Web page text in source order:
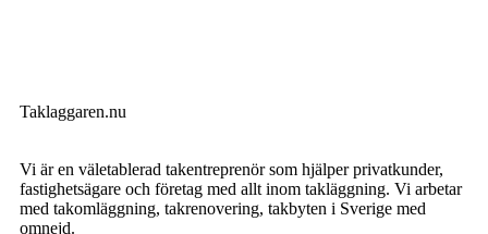
Taklaggaren.nu
Vi är en väletablerad takentreprenör som hjälper privatkunder,
fastighetsägare och företag med allt inom takläggning. Vi arbetar
med takomläggning, takrenovering, takbyten i Sverige med
omnejd.